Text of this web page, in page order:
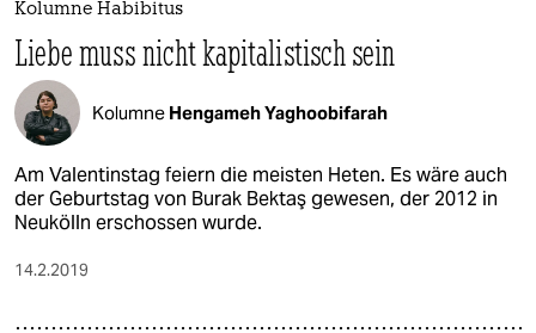
Kolumne Habibitus
Liebe muss nicht kapitalistisch sein
Kolumne Hengameh Yaghoobifarah
Am Valentinstag feiern die meisten Heten. Es wäre auch
der Geburtstag von Burak Bektaş gewesen, der 2012 in
Neukölln erschossen wurde.
14.2.2019